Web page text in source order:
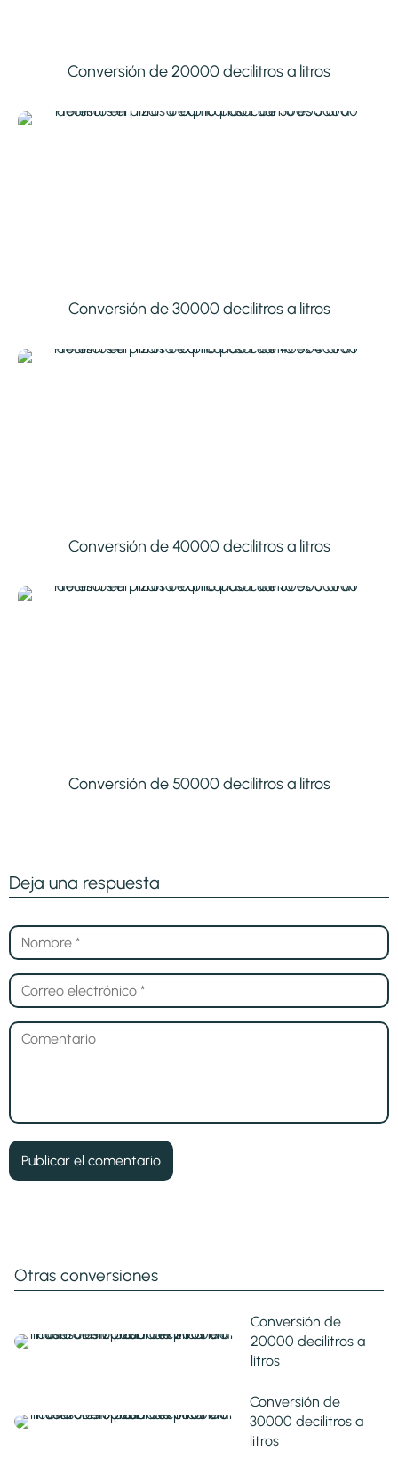
Conversión de 20000 decilitros a litros
Conversión de 30000 decilitros a litros
Conversión de 40000 decilitros a litros
Conversión de 50000 decilitros a litros
Deja una respuesta
Otras conversiones
Conversión de
20000 decilitros a
litros
Conversión de
30000 decilitros a
litros